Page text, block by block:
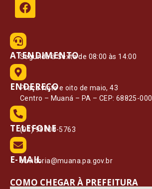
ATENDIMENTO
Segunda à Sexta de 08:00 às 14:00
ENDEREÇO
Praça vinte e oito de maio, 43
Centro – Muaná – PA – CEP: 68825-000
TELEFONE
(91) 99108-5763
E-MAIL
ouvidoria@muana.pa.gov.br
COMO CHEGAR À PREFEITURA